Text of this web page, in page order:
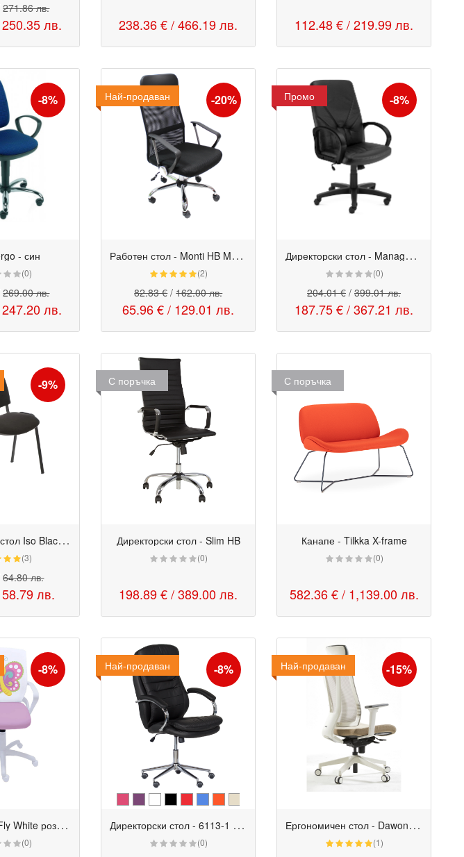
271.86 лв.
250.35 лв. 238.36 €/ 466.19 лв. 112.48 €/ 219.99 лв.
-8%
- син
(0)
269.00 лв.
247.20 лв.
Промо
Най-продаван -20%
Р
аботен стол - Monti HB Mesh
(2)
82.83 €/162.00 лв.
65.96 €/ 129.01 лв.
Промо -8%
Д
иректорски стол - Manager естествена кожа
(0)
204.01 € /399.01 лв.
187.75 €/367.21 лв.
-9%
П
осетителски стол Iso Black - черен
(3)
64.80 лв.
58.79 лв.
С поръчка
Директорски стол - Slim HB
(0)
198.89 €/ 389.00 лв.
С поръчка
Канапе - Tilkka X-frame
(0)
582.36 €/ 1,139.00 лв.
-8%
Д
етски стол - Fly White розова пеперуда
(0)
Промо
Най-продаван -8%
Д
иректорски стол - 6113-1 черен
(0)
Промо
Най-продаван -15%
Е
ргономичен стол - Dawon G1 HR White 3D Arm бежов
(1)